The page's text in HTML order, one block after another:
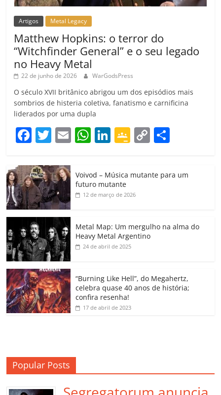
Artigos Metal Legacy
Matthew Hopkins: o terror do
“Witchfinder General” e o seu legado
no Heavy Metal
22 de junho de 2026 WarGodsPress
O século XVII britânico abrigou um dos episódios mais
sombrios de histeria coletiva, fanatismo e carnificina
liderados por uma dupla
F
c
e
b
o
o
k
T
itt
er
E
ai
W
at
s
A
p
Li
k
e
dI
G
gl
e
a
ss
o
m
C
y
k
p
h
Voivod – Música mutante para um
futuro mutante
12 de março de 2026
Metal Map: Um mergulho na alma do
Heavy Metal Argentino
24 de abril de 2025
“Burning Like Hell”, do Megahertz,
celebra quase 40 anos de história;
confira resenha!
17 de abril de 2023
Popular Posts